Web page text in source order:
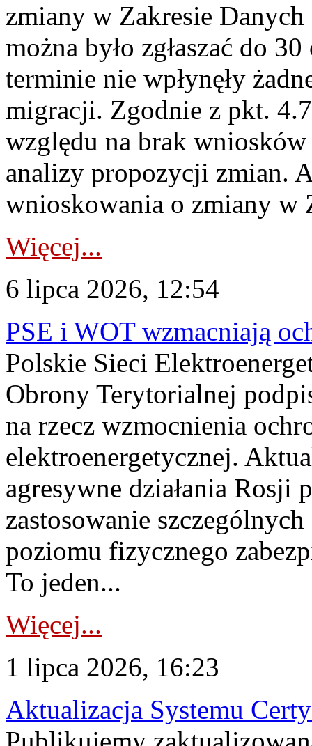
zmiany w Zakresie
można było zgłaszać do
terminie nie wpłynęły
migracji. Zgodnie z pkt.
względu na brak
analizy propozycji zmian.
wnioskowania o zmiany w
Więcej...
6 lipca 2026, 12:54
PSE i WOT wzmacniają
Polskie Sieci
Obrony Terytorialnej
na rzecz wzmocnienia
elektroenergetycznej.
agresywne działania Rosji
zastosowanie
poziomu fizycznego
To jeden...
Więcej...
1 lipca 2026, 16:23
Aktualizacja Systemu